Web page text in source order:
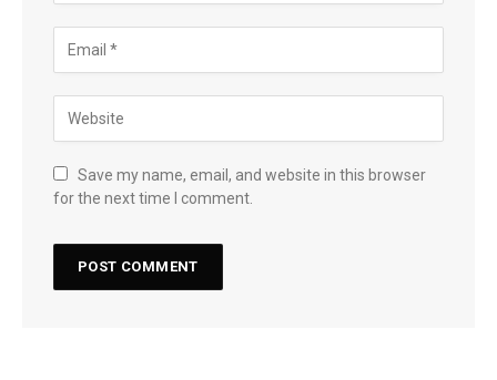
Save my name, email, and website in this browser
for the next time I comment.